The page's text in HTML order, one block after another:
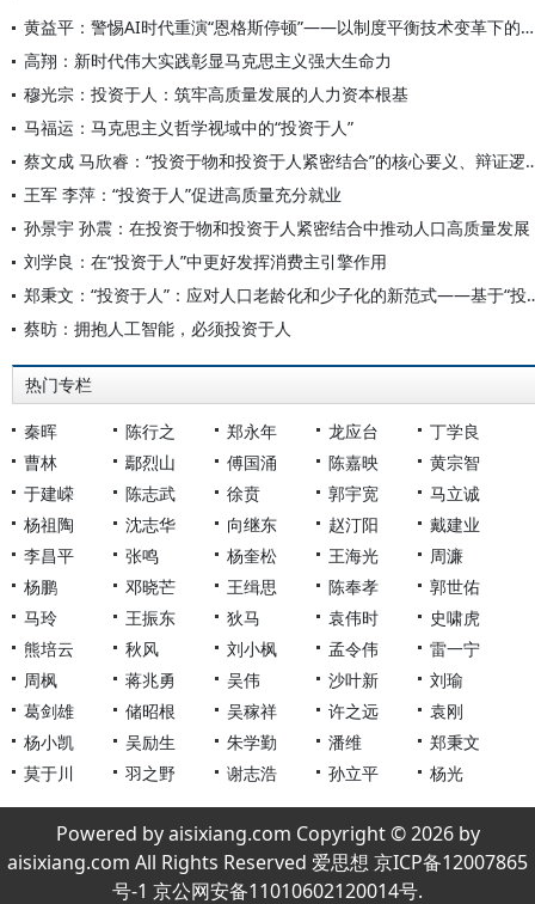
黄益平：警惕AI时代重演“恩格斯停顿”——以制度平衡技术变革下的收入分配
高翔：新时代伟大实践彰显马克思主义强大生命力
穆光宗：投资于人：筑牢高质量发展的人力资本根基
马福运：马克思主义哲学视域中的“投资于人”
蔡文成 马欣睿：“投资于物和投资
王军 李萍：“投资于人”促进高质量充分就业
孙景宇 孙震：在投资于物和投资于人紧密结合中推动人口高质量发展
刘学良：在“投资于人”中更好发挥消费主引擎作用
郑秉文：“投资于人”：应对人
蔡昉：拥抱人工智能，必须投资于人
热门专栏
秦晖 陈行之 郑永年 龙应台
丁学良
曹林
鄢烈山 傅国涌 陈嘉映
黄宗智
于建嵘
陈志武 徐贲 郭宇宽
马立诚
杨祖陶
沈志华 向继东 赵汀阳
戴建业
李昌平
张鸣 杨奎松 王海光
周濂
杨鹏
邓晓芒 王缉思 陈奉孝
郭世佑
马玲
王振东 狄马 袁伟时
史啸虎
熊培云
秋风 刘小枫 孟令伟
雷一宁
周枫
蒋兆勇 吴伟 沙叶新
刘瑜
葛剑雄
储昭根 吴稼祥 许之远
袁刚
杨小凯
吴励生 朱学勤 潘维
郑秉文
莫于川
羽之野 谢志浩 孙立平 杨光
Powered by aisixiang.com Copyright © 2026 by
aisixiang.com All Rights Reserved 爱思想 京ICP备12007865
号-1 京公网安备11010602120014号.